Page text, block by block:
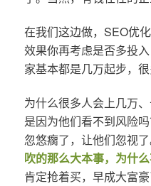
在我们这边做，SEO优
效果你再考虑是否多投
家基本都是几万起步，
为什么很多人会上几万
是因为他们看不到风险
忽悠瘸了，让他们忽视了
吹的那么大本事，为什
肯定抢着买，早成大富